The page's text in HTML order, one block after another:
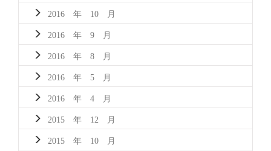
2016 年 10 月
2016 年 9 月
2016 年 8 月
2016 年 5 月
2016 年 4 月
2015 年 12 月
2015 年 10 月